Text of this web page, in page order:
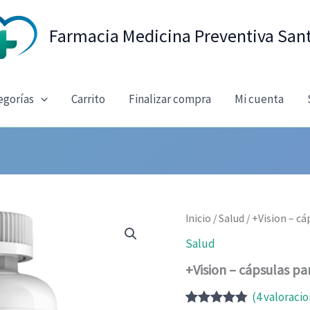
Farmacia Medicina Preventiva
Carrito Finalizar compra Mi cuenta
Inicio /Salud / +Vision –
Salud
+Vision – cápsulas
(4